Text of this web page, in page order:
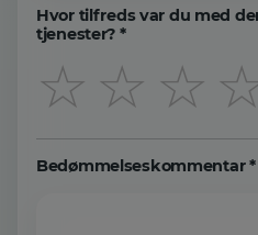
Hvor tilfreds var du med
tjenester? *
☆
☆
☆
Bedømmelseskommentar *